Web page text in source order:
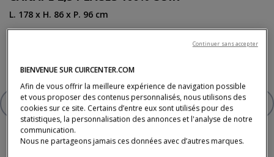
L. 178 x H. 86 x P. 96 cm
AJOUTER À VOTRE SÉLECTION
CANAPÉ 2,5 PLACES 100% CUIR
BIENVENUE SUR CUIRCENTER.COM
Afin de vous offrir la meilleure expérience de navigation possible
et vous proposer des contenus personnalisés, nous utilisons des
cookies sur ce site. Certains d’entre eux sont utilisés pour des
statistiques, la personnalisation des annonces et l'analyse de notre
communication.
Nous ne partageons jamais ces données avec d’autres marques.
Continuer sans accepter